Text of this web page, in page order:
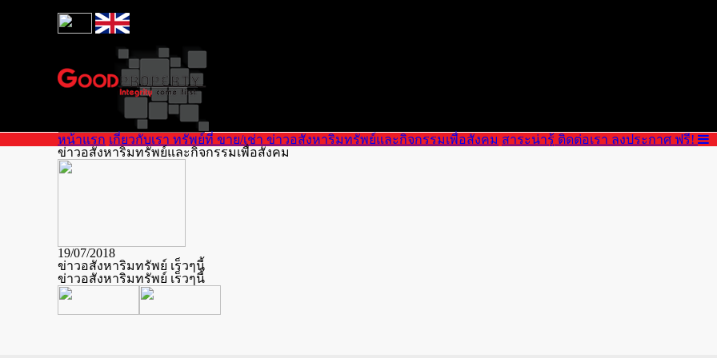
+66(0)80-893-5993
หน้าแรก เกี่ยวกับเรา ทรัพย์ที่ ขาย/เช่า ข่าวอสังหาริมทรัพย์และกิจกรรมเพื่อสังคม สาระน่ารู้ ติดต่อเรา ลงประกาศ ฟรี!
ข่าวอสังหาริมทรัพย์และกิจกรรมเพื่อสังคม
19/07/2018
ข่าวอสังหาริมทรัพย์ เร็วๆนี้
ข่าวอสังหาริมทรัพย์ เร็วๆนี้